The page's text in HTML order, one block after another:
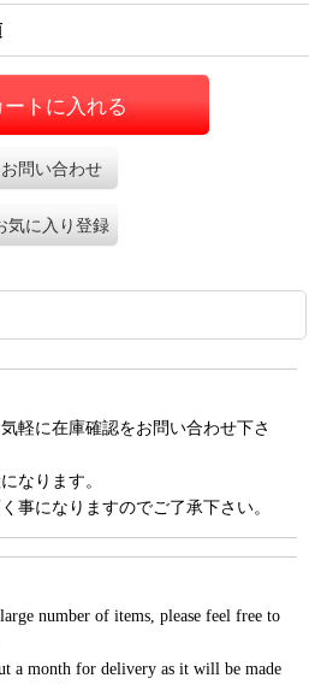
トに入れる
お問い合わせ
気に入り登録
軽に在庫確認をお問い合わせ下さ
なります。
事になりますのでご了承下さい。
number of items, please feel free to
a month for delivery as it will be made